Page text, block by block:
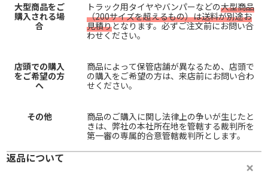
大型商品をご
購入される場
合
トラック用タイヤやバンパーなどの大型商品
（200サイズを超えるもの）は送料が別途お
見積りとなります。必ずご注文前にお問い合
わせください。
店頭での購入
をご希望の方
へ
商品によって保管店舗が異なるため、店頭で
の購入をご希望の方は、来店前にお問い合わ
せください。
その他
商品のご購入に関し法律上の争いが生じたと
きは、弊社の本社所在地を管轄する裁判所を
第一審の専属的合意管轄裁判所とします。
返品について